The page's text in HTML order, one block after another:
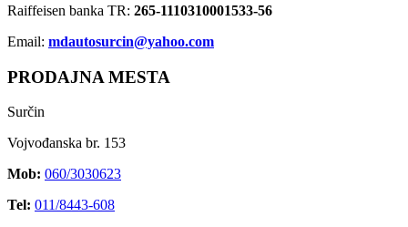
Raiffeisen banka TR: 265-1110310001533-56
Email: mdautosurcin@yahoo.com
PRODAJNA MESTA
Surčin
Vojvođanska br. 153
Mob: 060/3030623
Tel: 011/8443-608